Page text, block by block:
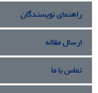
راهنمای نویسندگان
ارسال مقاله
تماس با ما